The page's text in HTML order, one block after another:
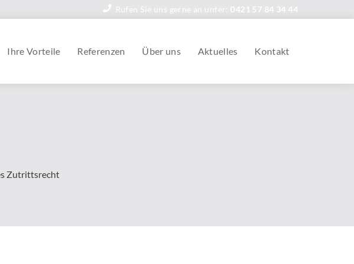
Rufen Sie uns gerne an unter: 0421 57 84 34 44
Ihre Vorteile Referenzen Über uns Aktuelles Kontakt
Zutrittsrecht